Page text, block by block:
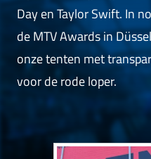
Day en Taylor Swift. In
de MTV Awards in
onze tenten met
voor de rode loper.